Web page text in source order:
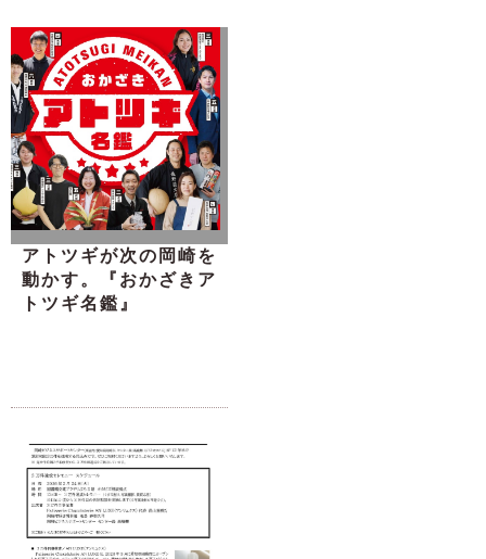
アトツギが次の岡崎を
動かす。『おかざきア
トツギ名鑑』